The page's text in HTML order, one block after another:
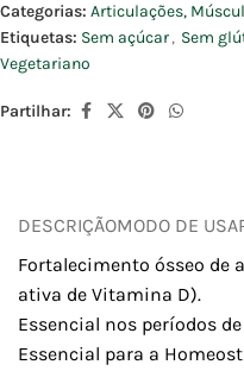
Categorias: Articulações,
Etiquetas: Sem açúcar, Sem
Vegetariano
Partilhar:
DESCRIÇÃOMODO DE
Fortalecimento ósseo de
ativa de Vitamina D).
Essencial nos períodos
Essencial para a